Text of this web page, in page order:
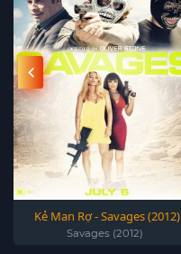
Kẻ Man Rợ - Savages (2012)
Savages (2012)